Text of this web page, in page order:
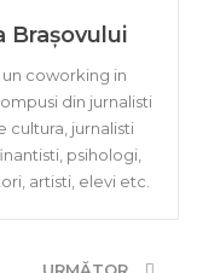
Brașovului
coworking in
din jurnalisti
cultura, jurnalisti
psihologi,
artisti, elevi etc.
URMĂTOR